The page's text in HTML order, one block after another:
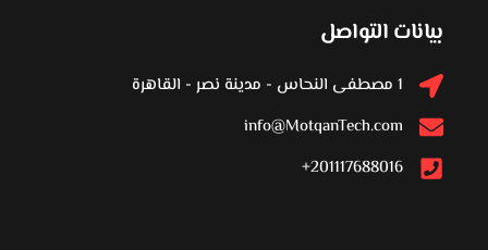
بيانات التواصل
1 مصطفى النحاس - مدينة نصر - القاهرة
info@MotqanTech.com
201117688016+